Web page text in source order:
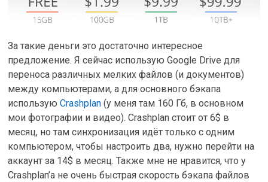
За такие деньги это достаточно интересное
предложение. Я сейчас использую Google Drive для
переноса различных мелких файлов (и документов)
между компьютерами, а для основного бэкапа
используюCrashplan (у меня там 160 Гб, в основном
мои фотографии и видео). Crashplan стоит от 6$ в
месяц, но там синхронизация идёт только с одним
компьютером, чтобы настроить два, нужно перейти на
аккаунт за 14$ в месяц. Также мне не нравится, что у
Crashplan’а не очень быстрая скорость бэкапа файлов